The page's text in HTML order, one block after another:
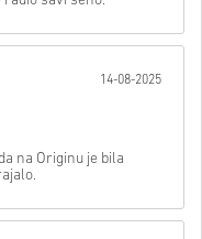
14-08-2025
na Originu je bila